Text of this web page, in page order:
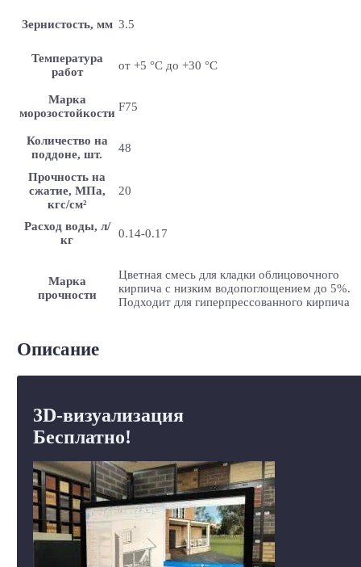
Зернистость, мм 3.5
Температура
работ
от +5 °С до +30 °С
Марка
морозостойкости F75
Количество на
поддоне, шт.
48
Прочность на
сжатие, МПа,
кгс/см²
20
Расход воды, л/
кг
0.14-0.17
Марка
прочности
Цветная смесь для кладки облицовочного
кирпича с низким водопоглощением до 5%.
Подходит для гиперпрессованного кирпича
Описание
3D-визуализация
Бесплатно!